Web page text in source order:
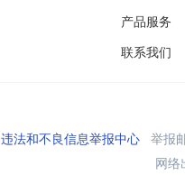
产品服务
联系我们
违法和不良信息举报中心举报
网